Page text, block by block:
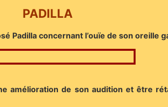
PADILLA
Padilla concernant l’ouïe de son oreille
amélioration de son audition et être